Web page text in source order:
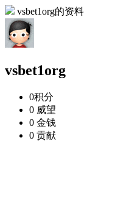
vsbet1org的资料
vsbet1org
0积分
0 威望
0 金钱
0 贡献